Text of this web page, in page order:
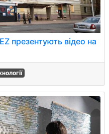
презентують відео на